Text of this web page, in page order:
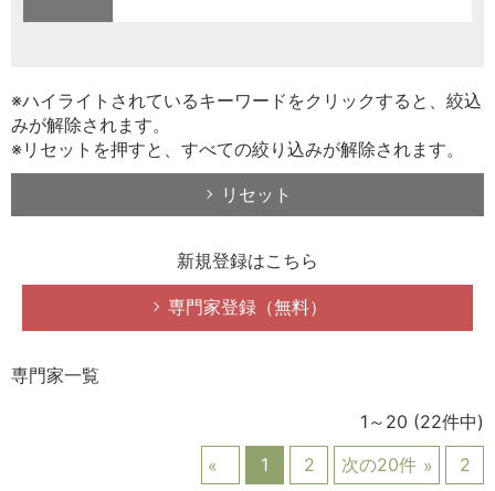
※ハイライトされているキーワードをクリックすると、絞込
みが解除されます。
※リセットを押すと、すべての絞り込みが解除されます。
リセット
新規登録はこちら
専門家登録（無料）
専門家一覧
1～20 (22件中)
1
2 次の20件 2